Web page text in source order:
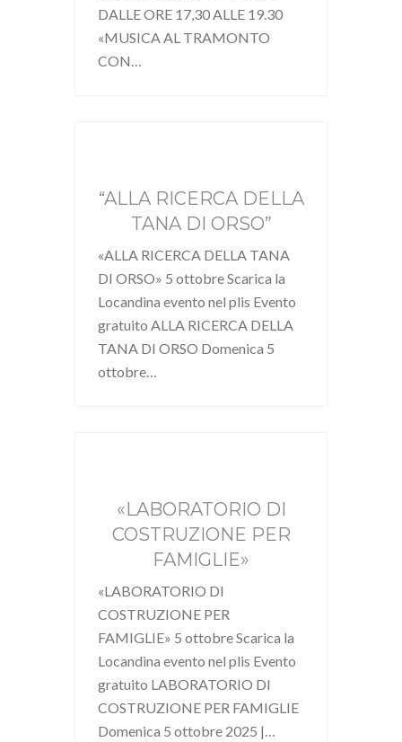
DALLE ORE 17,30 ALLE 19.30
«MUSICA AL TRAMONTO
CON…
“ALLA RICERCA DELLA
TANA DI ORSO”
«ALLA RICERCA DELLA TANA
DI ORSO» 5 ottobre Scarica la
Locandina evento nel plis Evento
gratuito ALLA RICERCA DELLA
TANA DI ORSO Domenica 5
ottobre…
«LABORATORIO DI
COSTRUZIONE PER
FAMIGLIE»
«LABORATORIO DI
COSTRUZIONE PER
FAMIGLIE» 5 ottobre Scarica la
Locandina evento nel plis Evento
gratuito LABORATORIO DI
COSTRUZIONE PER FAMIGLIE
Domenica 5 ottobre 2025 |…